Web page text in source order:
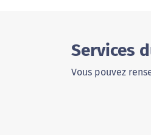
Services
Vous pouvez